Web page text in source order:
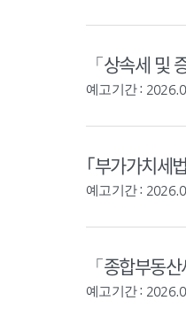
「상속세 및
예고기간 :
｢부가가치세
예고기간 :
「종합부동
예고기간 :